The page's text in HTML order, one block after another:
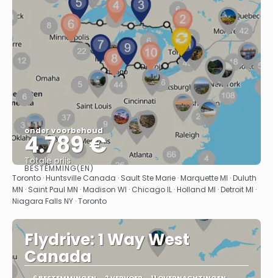
onder voorbehoud
4.789 €
Totale prijs
Bekijk
BESTEMMING(EN)
Toronto · Huntsville Canada · Sault Ste Marie · Marquette MI · Duluth
MN · Saint Paul MN · Madison WI · Chicago IL · Holland MI · Detroit MI ·
Niagara Falls NY · Toronto
Flydrive: 1 Way West
Canada